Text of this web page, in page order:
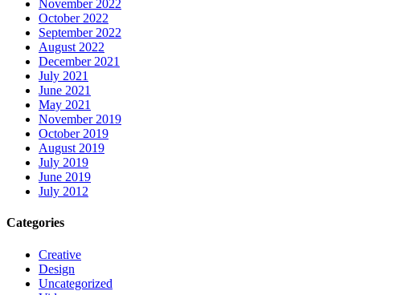
November 2022
October 2022
September 2022
August 2022
December 2021
July 2021
June 2021
May 2021
November 2019
October 2019
August 2019
July 2019
June 2019
July 2012
Categories
Creative
Design
Uncategorized